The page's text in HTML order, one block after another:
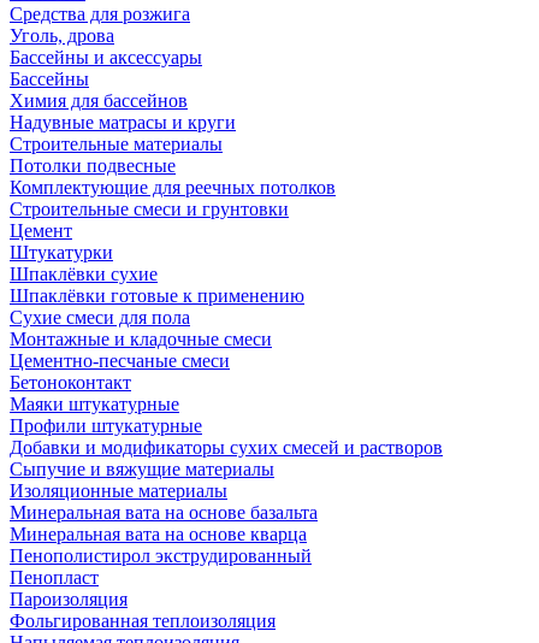
Средства для розжига
Уголь, дрова
Бассейны и аксессуары
Бассейны
Химия для бассейнов
Надувные матрасы и круги
Строительные материалы
Потолки подвесные
Комплектующие для реечных потолков
Строительные смеси и грунтовки
Цемент
Штукатурки
Шпаклёвки сухие
Шпаклёвки готовые к применению
Сухие смеси для пола
Монтажные и кладочные смеси
Цементно-песчаные смеси
Бетоноконтакт
Маяки штукатурные
Профили штукатурные
Добавки и модификаторы сухих смесей и растворов
Сыпучие и вяжущие материалы
Изоляционные материалы
Минеральная вата на основе базальта
Минеральная вата на основе кварца
Пенополистирол экструдированный
Пенопласт
Пароизоляция
Фольгированная теплоизоляция